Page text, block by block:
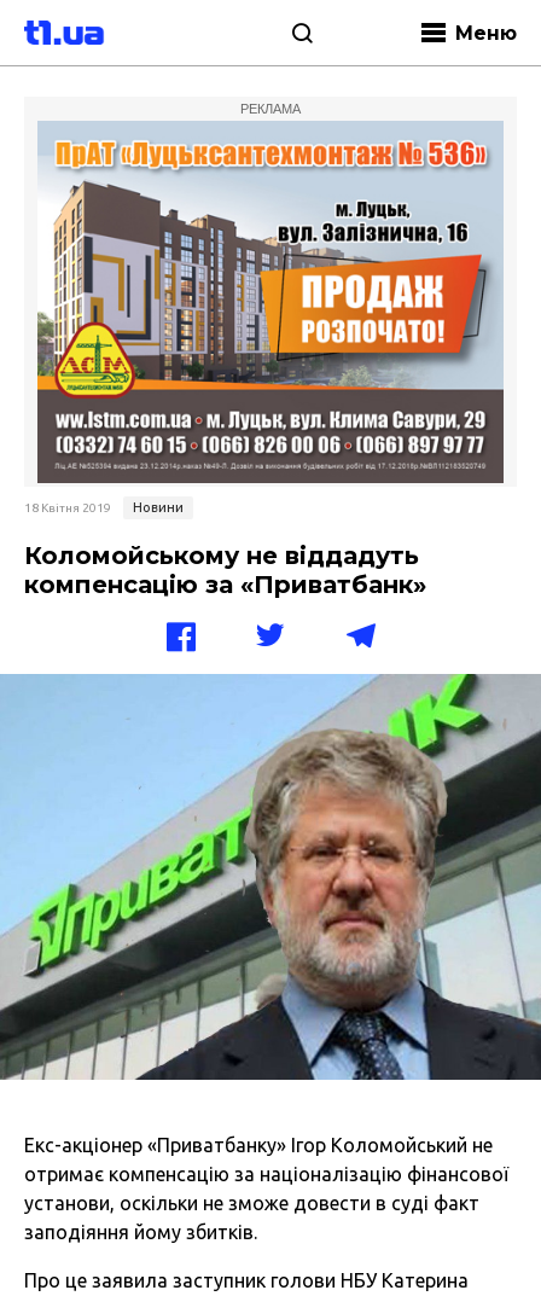
Меню
РЕКЛАМА
18 Квітня 2019 Новини
Коломойському не віддадуть
компенсацію за «Приватбанк»
Екс-акціонер «Приватбанку» Ігор Коломойський не
отримає компенсацію за націоналізацію фінансової
установи, оскільки не зможе довести в суді факт
заподіяння йому збитків.
Про це заявила заступник голови НБУ Катерина